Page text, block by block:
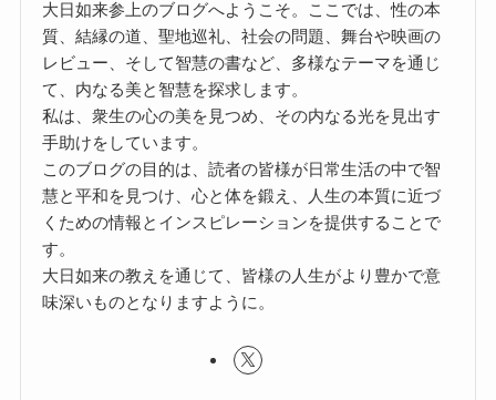
大日如来参上のブログへようこそ。ここでは、性の本
質、結縁の道、聖地巡礼、社会の問題、舞台や映画の
レビュー、そして智慧の書など、多様なテーマを通じ
て、内なる美と智慧を探求します。
私は、衆生の心の美を見つめ、その内なる光を見出す
手助けをしています。
このブログの目的は、読者の皆様が日常生活の中で智
慧と平和を見つけ、心と体を鍛え、人生の本質に近づ
くための情報とインスピレーションを提供することで
す。
大日如来の教えを通じて、皆様の人生がより豊かで意
味深いものとなりますように。